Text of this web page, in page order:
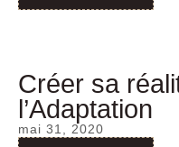
Créer sa
l’Adaptation
mai 31, 2020